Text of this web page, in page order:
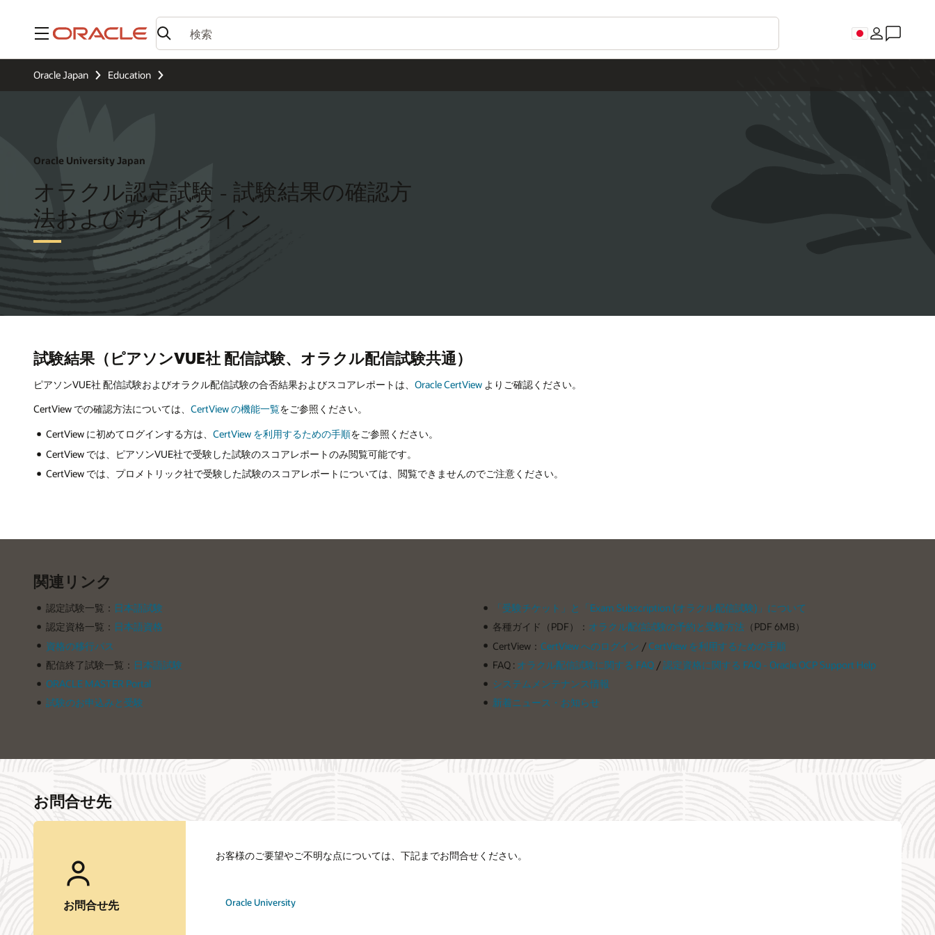
メニュー
Oracle Japan Education
Oracle University Japan
オラクル認定試験 - 試験結果の確認方
法およびガイドライン
試験結果（ピアソンVUE社 配信試験、オラクル配信試験共通）
ピアソンVUE社 配信試験およびオラクル配信試験の合否結果およびスコアレポートは、 Oracle CertView よりご確認ください。
CertView での確認方法については、 CertView の機能一覧をご参照ください。
CertView に初めてログインする方は、 CertView を利用するための手順をご参照ください。
CertView では、ピアソンVUE社で受験した試験のスコアレポートのみ閲覧可能です。
CertView では、プロメトリック社で受験した試験のスコアレポートについては、閲覧できませんのでご注意ください。
関連リンク
認定試験一覧： 日本語試験
認定資格一覧： 日本語資格
資格の移行パス
配信終了試験一覧： 日本語試験
ORACLE MASTER Portal
試験のお申込みと受験
「受験チケット」と「Exam Subscription (オラクル配信試験)」について
各種ガイド（PDF）： オラクル配信試験の予約と受験方法（PDF 6MB）
CertView： CertView へのログイン / CertView を利用するための手順
FAQ : オラクル配信試験に関する FAQ/認定資格に関する FAQ - Oracle OCP Support Help
システムメンテナンス情報
新着ニュース・お知らせ
お問合せ先
お問合せ先
お客様のご要望やご不明な点については、下記までお問合せください。
Oracle University